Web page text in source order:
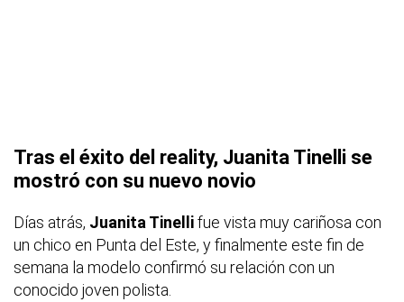
Tras el éxito del reality, Juanita Tinelli se
mostró con su nuevo novio
Días atrás, Juanita Tinellifue vista muy cariñosa con
un chico en Punta del Este, y finalmente este fin de
semana la modelo confirmó su relación con un
conocido joven polista.